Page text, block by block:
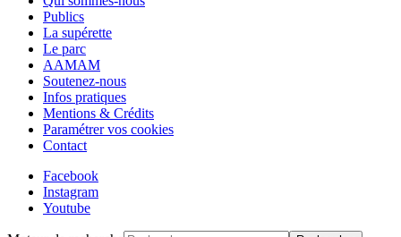
Publics
La supérette
Le parc
AAMAM
Soutenez-nous
Infos pratiques
Mentions & Crédits
Paramétrer vos cookies
Contact
Facebook
Instagram
Youtube